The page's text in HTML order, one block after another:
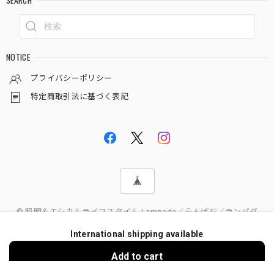
NOTICE
プライバシーポリシー
特定商取引法に基づく表記
© 照明＆エシカルライフスタイル Lampada／らんぱだ／ランパダ
International shipping available
Add to cart